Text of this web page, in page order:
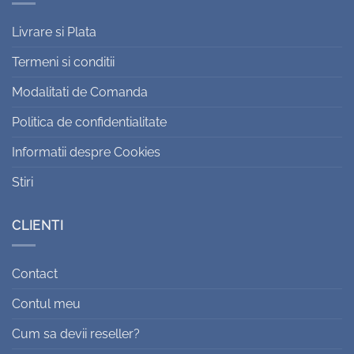
Livrare si Plata
Termeni si conditii
Modalitati de Comanda
Politica de confidentialitate
Informatii despre Cookies
Stiri
CLIENTI
Contact
Contul meu
Cum sa devii reseller?